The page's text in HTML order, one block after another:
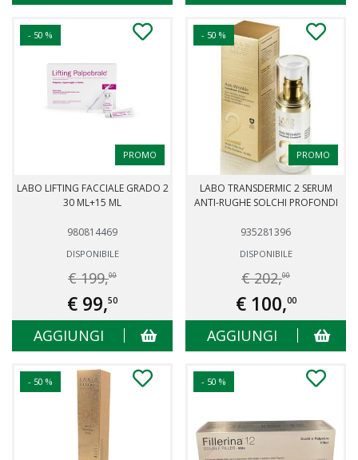
- 50 %
PROMO
LABO LIFTING FACCIALE GRADO 2
30 ML+15 ML
980814469
DISPONIBILE
€ 199,00
€ 99,50
AGGIUNGI
- 50 %
PROMO
LABO TRANSDERMIC 2 SERUM
ANTI-RUGHE SOLCHI PROFONDI
935281396
DISPONIBILE
€ 202,00
€ 100,00
AGGIUNGI
- 50 % - 50 %